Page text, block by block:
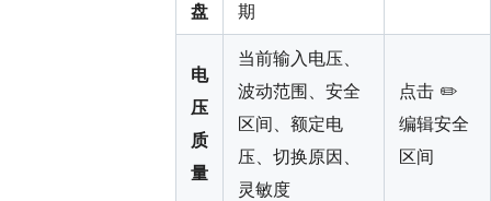
盘
期
电
压
质
量
当前输入电压、
波动范围、安全
区间、额定电
压、切换原因、
灵敏度
点击 ✏️
编辑安全
区间